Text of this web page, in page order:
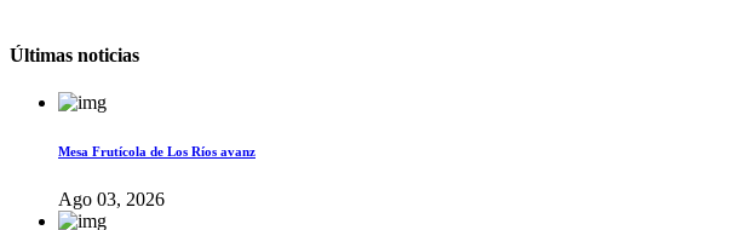
Últimas noticias
Mesa Frutícola de Los Ríos avanz
Ago 03, 2026